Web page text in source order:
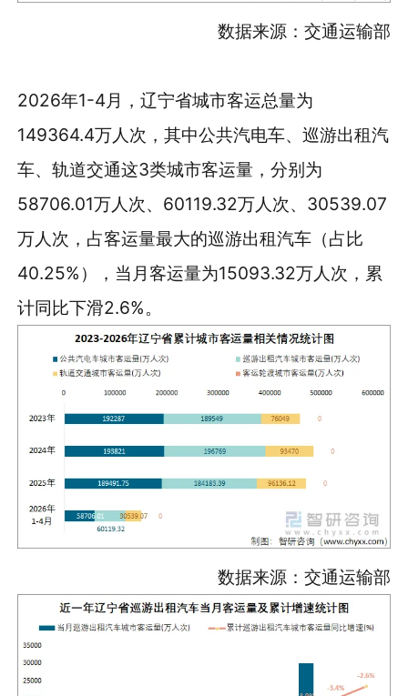
数据来源：交通运输部
2026年1-4月，辽宁省城市客运总量为
149364.4万人次，其中公共汽电车、巡游出租汽
车、轨道交通这3类城市客运量，分别为
58706.01万人次、60119.32万人次、30539.07
万人次，占客运量最大的巡游出租汽车（占比
40.25%），当月客运量为15093.32万人次，累
计同比下滑2.6%。
数据来源：交通运输部